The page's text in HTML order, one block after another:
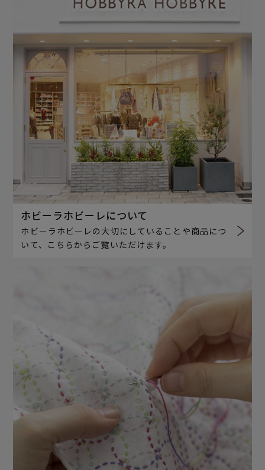
ホビーラホビーレについて
ホビーラホビーレの大切にしていることや商品につ
いて、こちらからご覧いただけます。